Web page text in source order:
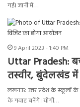
गई। जानी में…
9 April 2023 - 1:40 PM
Uttar Pradesh:
तस्‍वीर, बुंदेलखंड में
लखनऊ: उत्तर प्रदेश के स्‍कूलों के
के गवाह बनेंगे। योगी…